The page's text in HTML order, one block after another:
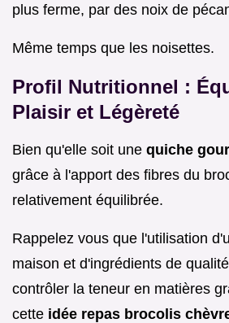
plus ferme, par des noix de
Même temps que les noisettes.
Profil Nutritionnel :
Plaisir et Légèreté
Bien qu'elle soit une quiche
grâce à l'apport des fibres du
relativement équilibrée.
Rappelez vous que l'utilisation
maison et d'ingrédients de
contrôler la teneur en matières
cette idée repas brocolis